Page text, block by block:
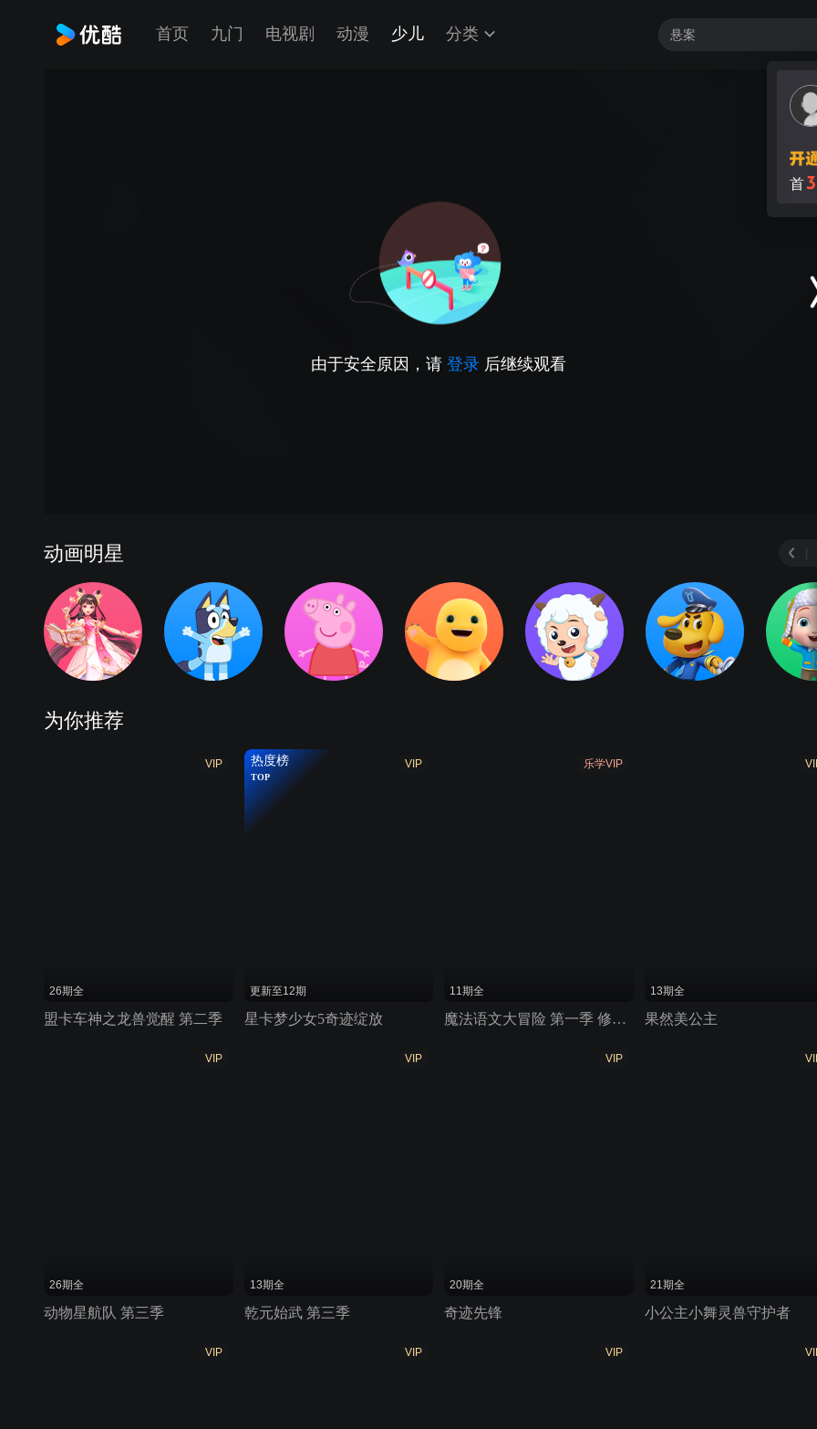
首页 九门 电视剧 动漫 少儿 分类
首3
由于安全原因，请 登录 后继续观看
动画明星
为你推荐
VIP
26期全
盟卡车神之龙兽觉醒 第二季
VIP
热度榜
TOP
更新至12期
星卡梦少女5奇迹绽放
乐学VIP
11期全
魔法语文大冒险 第一季 修辞魔法
13期全
果然美公主
VIP
26期全
动物星航队 第三季
VIP
13期全
乾元始武 第三季
VIP
20期全
奇迹先锋
21期全
小公主小舞灵兽守护者
VIP VIP VIP